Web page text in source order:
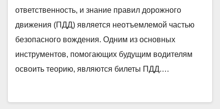
ответственность, и знание правил дорожного
движения (ПДД) является неотъемлемой частью
безопасного вождения. Одним из основных
инструментов, помогающих будущим водителям
освоить теорию, являются билеты ПДД.…